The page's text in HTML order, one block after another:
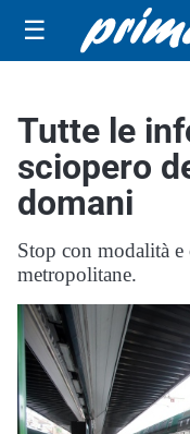
☰
Tutte le
sciopero
domani
Stop con modalità
metropolitane.